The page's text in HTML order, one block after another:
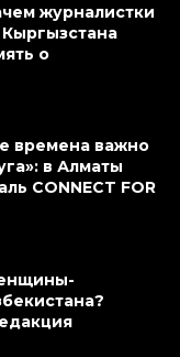
журналистки
Кыргызстана
о
времена важно
в Алматы
CONNECT FOR